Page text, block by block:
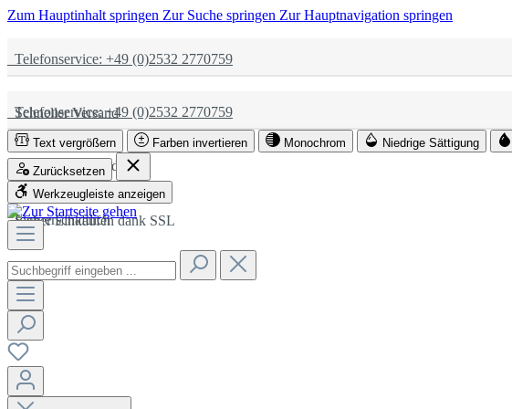
Zum Hauptinhalt springen Zur Suche springen Zur Hauptnavigation springen
Telefonservice: +49 (0)2532 2770759
Schneller Versand
Partnerschaftlich
Sicher Einkaufen dank SSL
Telefonservice: +49 (0)2532 2770759
Schneller Versand
Partnerschaftlich
Sicher Einkaufen dank SSL
Text vergrößern Farben invertieren Monochrom Niedrige Sättigung
Zurücksetzen
Werkzeugleiste anzeigen